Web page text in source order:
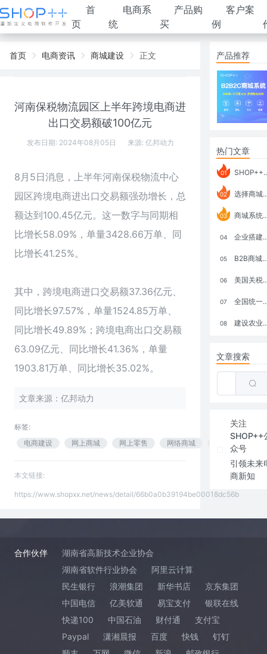
首
页
电商系
统
产品购
买
客户案
例
首页 电商资讯 商城建设 正文
河南保税物流园区上半年跨境电商进
出口交易额破100亿元
发布日期: 2024年08月05日 来源: 亿邦动力
8月5日消息，上半年河南保税物流中心
园区跨境电商进出口交易额强劲增长，总
额达到100.45亿元。这一数字与同期相
比增长58.09%，单量3428.66万单、同
比增长41.25%。
其中，跨境电商进口交易额37.36亿元、
同比增长97.57%，单量1524.85万单、
同比增长49.89%；跨境电商出口交易额
63.09亿元、同比增长41.36%，单量
1903.81万单、同比增长35.02%。
文章来源：亿邦动力
标签:
电商建设
网上商城 网上零售 网络商城 跨境电商
本文链接:
https://www.shopxx.net/news/detail/66b0a0b39194be00018dc56b
产品推荐
热门文章
01 SHOP++ B2B2C V9.1 全新发布 新亮点
02 选择商城系统要考虑哪些问题？
03 商城系统如何打通跨境电商模式？
04 企业搭建积分商城系统要注意什么？
05 B2B商城系统搭建：开发语言、功能、优势分析
06 美国关税政策冲击全球电商格局：五大类平台受重创，转型与自救成关键
07 全国统一大市场：电商如何掘金新蓝海？
08 建设农业强国，网上商城来助力！
文章搜索
关注
SHOP++
众号
引领未来
商新知
合作伙伴
湖南省高新技术企业协会
湖南省软件行业协会
阿里云计算
民生银行
浪潮集团 新华书店
京东集团
中国电信
亿美软通 易宝支付
银联在线
快递100
中国石油 财付通
支付宝
Paypal
潇湘晨报 百度 快钱
钉钉